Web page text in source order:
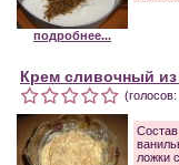
подробнее...
Крем сливочный
ложки